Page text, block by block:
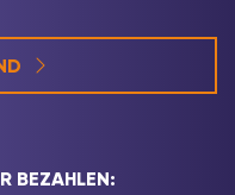
BEZAHLEN: